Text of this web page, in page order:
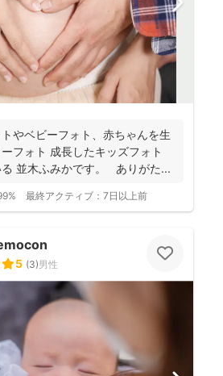
やベビーフォト、赤ちゃんを生
フォト 成長したキッズフォト
並木ふみかです。 ありがた...
最終アクティブ： 7日以上前
5 (3)男性